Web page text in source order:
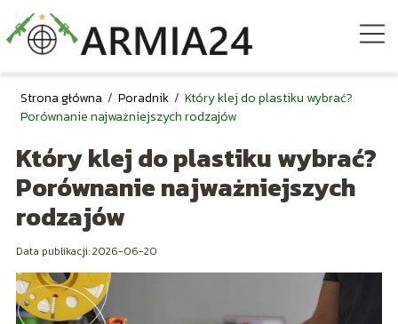
Strona główna / Poradnik / Który klej do plastiku wybrać?
Porównanie najważniejszych rodzajów
Który klej do plastiku wybrać?
Porównanie najważniejszych
rodzajów
Data publikacji: 2026-06-20